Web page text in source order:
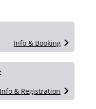
Info & Booking
Info & Registration